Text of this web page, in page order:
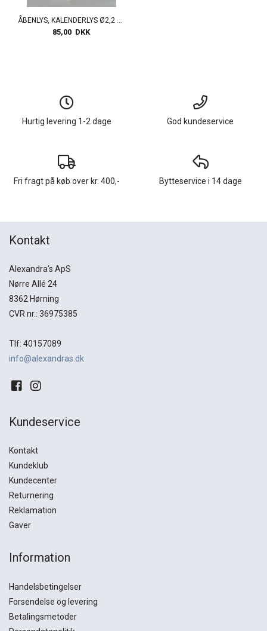
ÅBENLYS, KALENDERLYS Ø2,2 CM, RØDE TAL
85,00 DKK
Hurtig levering 1-2 dage God kundeservice
Fri fragt på køb over kr. 400,- Bytteservice i 14 dage
Kontakt
Alexandra’s ApS
Nørre Allé 24
8362 Hørning
CVR nr.: 36975385
Tlf: 40157089
info@alexandras.dk
Kundeservice
Kontakt
Kundeklub
Kundecenter
Returnering
Reklamation
Gaver
Information
Handelsbetingelser
Forsendelse og levering
Betalingsmetoder